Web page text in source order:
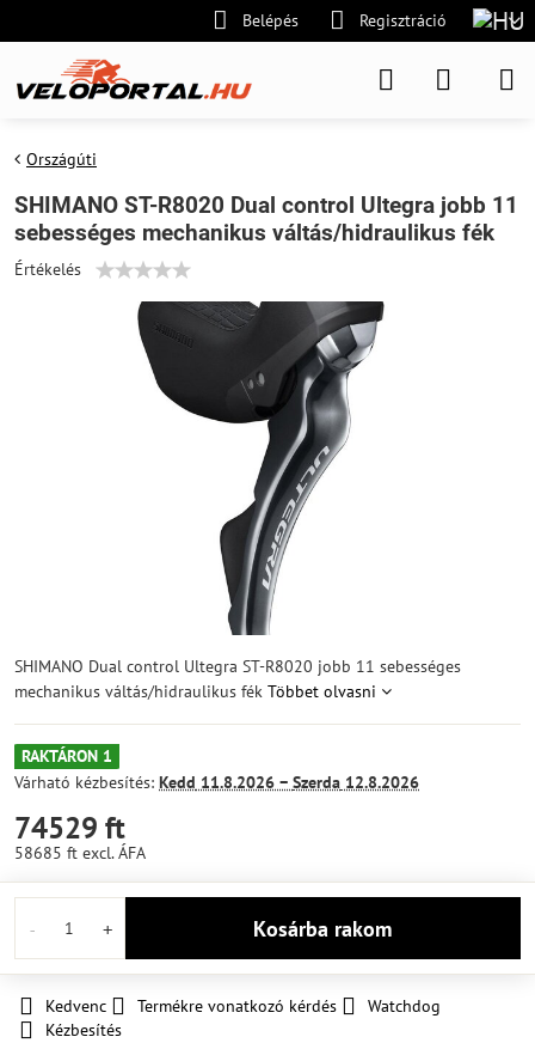
Belépés Regisztráció
Országúti
SHIMANO ST-R8020 Dual control Ultegra jobb 11
sebességes mechanikus váltás/hidraulikus fék
Értékelés
SHIMANO Dual control Ultegra ST-R8020 jobb 11 sebességes
mechanikus váltás/hidraulikus fék Többet olvasni
RAKTÁRON 1
Várható kézbesítés: Kedd 11.8.2026 − Szerda 12.8.2026
74529 ft
58685 ft excl. ÁFA
Kosárba rakom
Kedvenc Termékre vonatkozó kérdés
Watchdog
Kézbesítés